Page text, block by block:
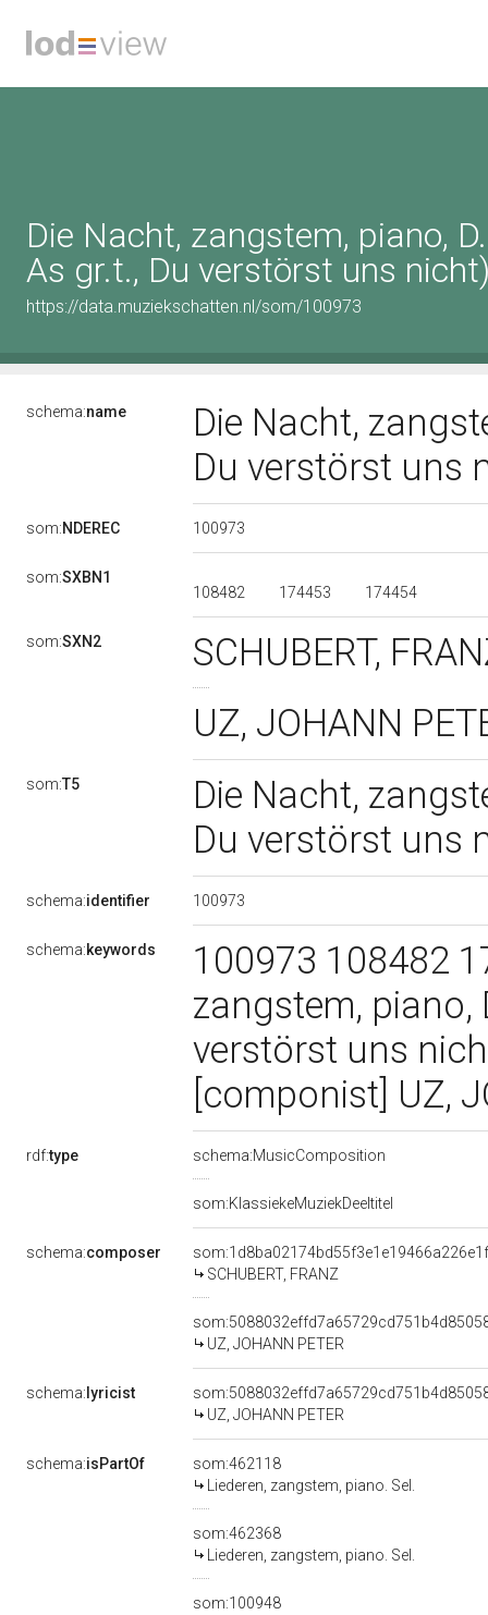
Die Nacht, zangstem, piano,
As gr.t., Du verstörst uns
https://data.muziekschatten.nl/som/100973
schema:name
Die Nacht,
Du verstörst uns
som:NDEREC 100973
som:SXBN1
108482
174453 174454
som:SXN2
SCHUBERT,
UZ, JOHANN
som:T5
Die Nacht,
Du verstörst uns
schema:identifier 100973
schema:keywords
100973 108482
zangstem, piano,
verstörst uns
[componist] UZ,
rdf:type schema:MusicComposition
som:KlassiekeMuziekDeeltitel
schema:composer
SCHUBERT, FRANZ
UZ, JOHANN PETER
schema: lyricist
UZ, JOHANN PETER
schema:isPartOf
som:462118
Liederen, zangstem, piano. Sel.
som:462368
Liederen, zangstem, piano. Sel.
som:100948